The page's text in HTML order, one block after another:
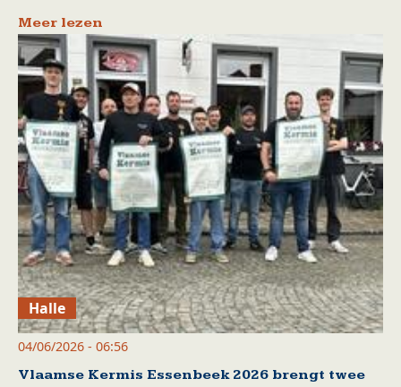
Meer lezen
Halle
04/06/2026 - 06:56
Vlaamse Kermis Essenbeek 2026 brengt twee